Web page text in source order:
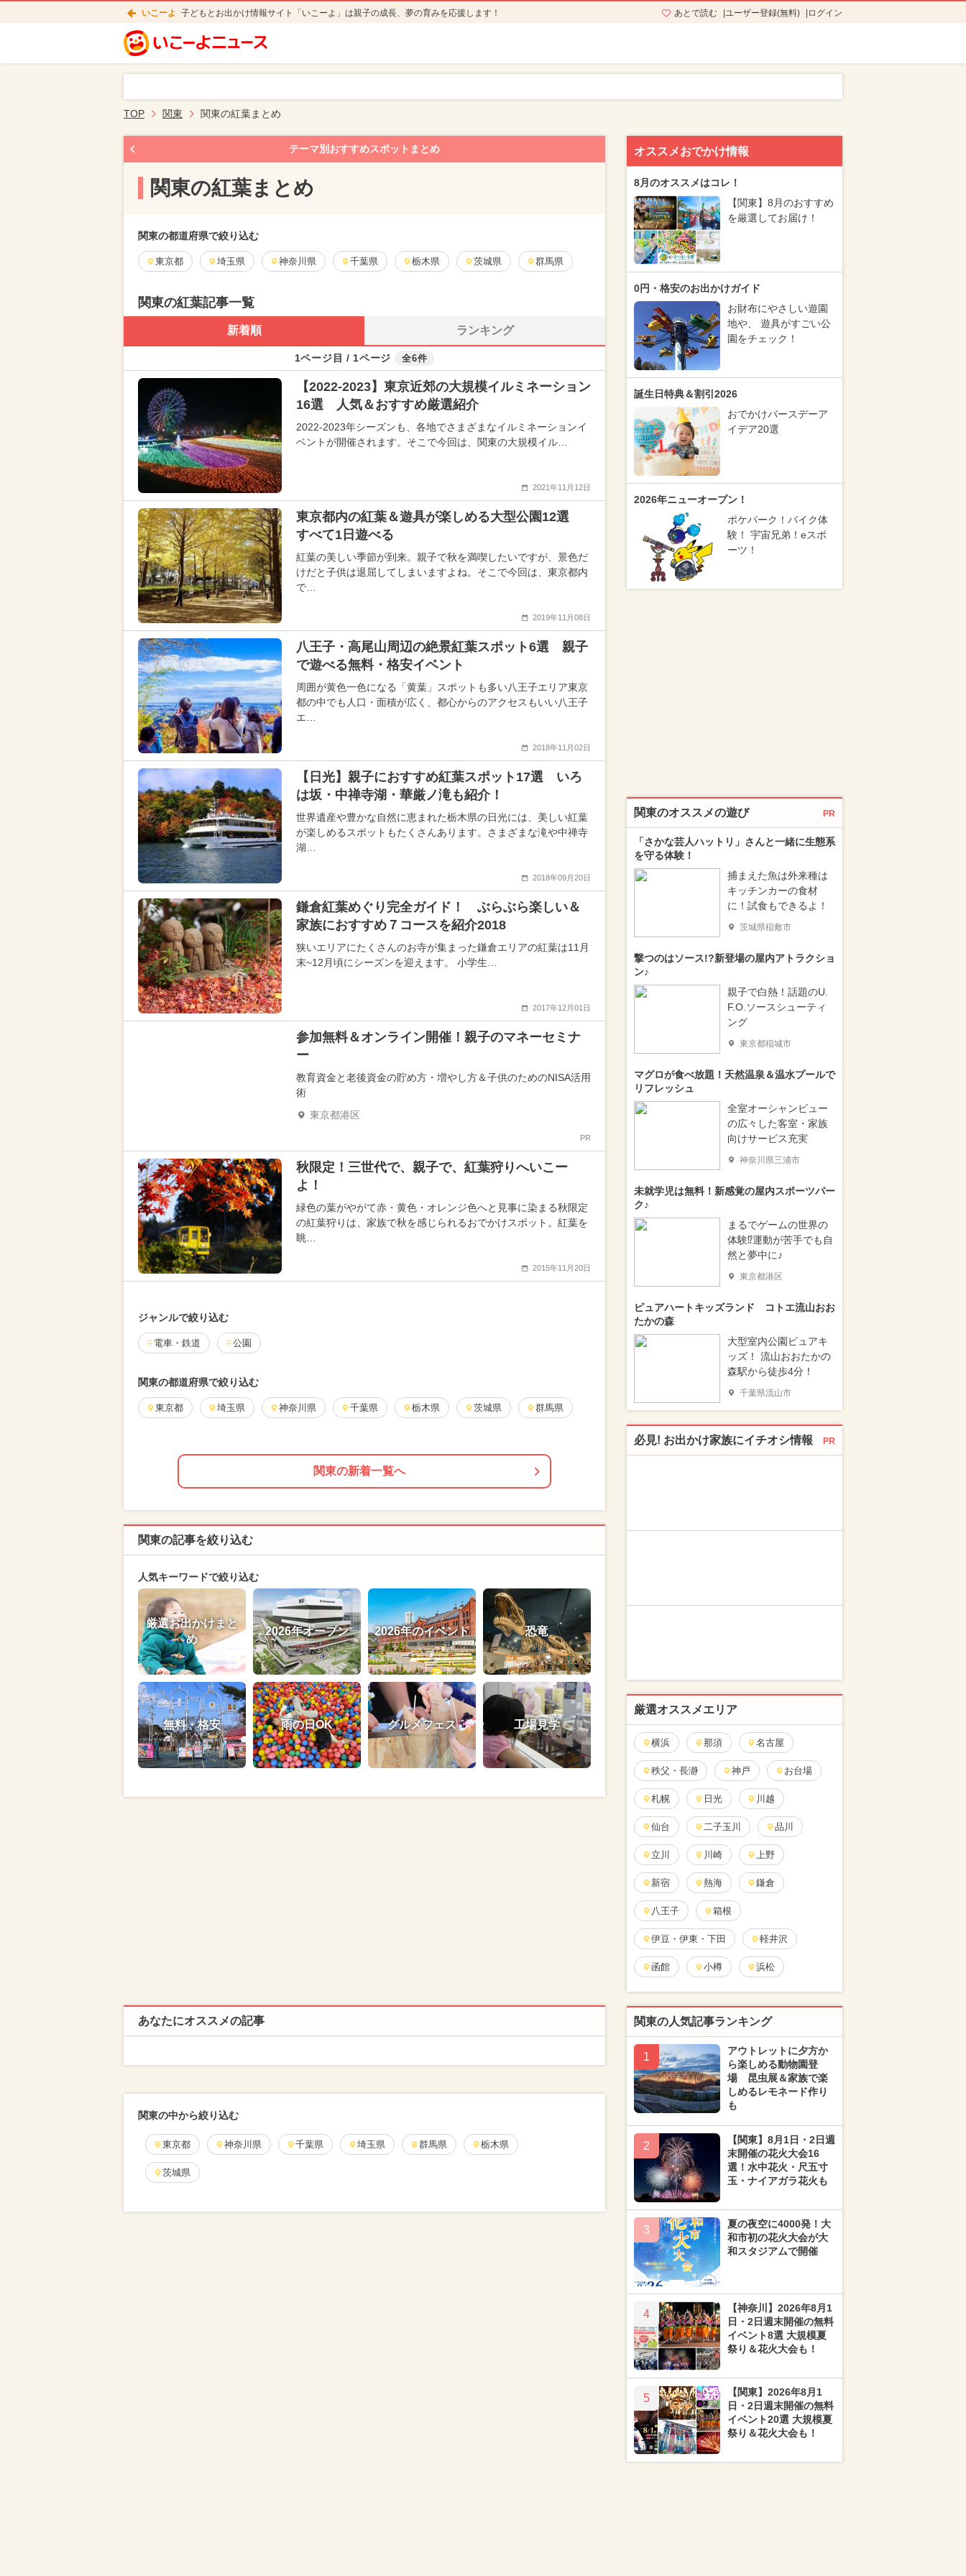
いこーよ 子どもとお出かけ情報サイト「いこーよ」は親子の成長、夢の育みを応援します！ あとで読む ユーザー登録(無料) ログイン
TOP 関東 関東の紅葉まとめ
テーマ別おすすめスポットまとめ
関東の紅葉まとめ
関東の都道府県で絞り込む
東京都 埼玉県 神奈川県 千葉県 栃木県 茨城県 群馬県
関東の紅葉記事一覧
新着順 ランキング
1ページ目 / 1ページ 全6件
【2022-2023】東京近郊の大規模イルミネーション
16選 人気＆おすすめ厳選紹介
2022-2023年シーズンも、各地でさまざまなイルミネーションイ
ベントが開催されます。そこで今回は、関東の大規模イル…
2021年11月12日
東京都内の紅葉＆遊具が楽しめる大型公園12選
すべて1日遊べる
紅葉の美しい季節が到来。親子で秋を満喫したいですが、景色だ
けだと子供は退屈してしまいますよね。そこで今回は、東京都内
で…
2019年11月08日
八王子・高尾山周辺の絶景紅葉スポット6選 親子
で遊べる無料・格安イベント
周囲が黄色一色になる「黄葉」スポットも多い八王子エリア東京
都の中でも人口・面積が広く、都心からのアクセスもいい八王子
エ…
2018年11月02日
【日光】親子におすすめ紅葉スポット17選 いろ
は坂・中禅寺湖・華厳ノ滝も紹介！
世界遺産や豊かな自然に恵まれた栃木県の日光には、美しい紅葉
が楽しめるスポットもたくさんあります。さまざまな滝や中禅寺
湖…
2018年09月20日
鎌倉紅葉めぐり完全ガイド！ ぶらぶら楽しい＆
家族におすすめ７コースを紹介2018
狭いエリアにたくさんのお寺が集まった鎌倉エリアの紅葉は11月
末~12月頃にシーズンを迎えます。 小学生…
2017年12月01日
参加無料＆オンライン開催！親子のマネーセミナ
ー
教育資金と老後資金の貯め方・増やし方＆子供のためのNISA活用
術
東京都港区
PR
秋限定！三世代で、親子で、紅葉狩りへいこー
よ！
緑色の葉がやがて赤・黄色・オレンジ色へと見事に染まる秋限定
の紅葉狩りは、家族で秋を感じられるおでかけスポット。紅葉を
眺…
2015年11月20日
ジャンルで絞り込む
電車・鉄道 公園
関東の都道府県で絞り込む
東京都 埼玉県 神奈川県 千葉県 栃木県 茨城県 群馬県
関東の新着一覧へ
関東の記事を絞り込む
人気キーワードで絞り込む
厳選お出かけまと
め
2026年オープン 2026年のイベント 恐竜
無料・格安 雨の日OK グルメフェス 工場見学
あなたにオススメの記事
関東の中から絞り込む
東京都 神奈川県 千葉県 埼玉県 群馬県 栃木県
茨城県
オススメおでかけ情報
8月のオススメはコレ！
【関東】8月のおすすめ
を厳選してお届け！
0円・格安のお出かけガイド
お財布にやさしい遊園
地や、 遊具がすごい公
園をチェック！
誕生日特典＆割引2026
おでかけバースデーア
イデア20選
2026年ニューオープン！
ポケパーク！バイク体
験！ 宇宙兄弟！eスポ
ーツ！
関東のオススメの遊び PR
「さかな芸人ハットリ」さんと一緒に生態系
を守る体験！
捕まえた魚は外来種は
キッチンカーの食材
に！試食もできるよ！
茨城県稲敷市
撃つのはソース!?新登場の屋内アトラクショ
ン♪
親子で白熱！話題のU.
F.O.ソースシューティ
ング
東京都稲城市
マグロが食べ放題！天然温泉＆温水プールで
リフレッシュ
全室オーシャンビュー
の広々した客室・家族
向けサービス充実
神奈川県三浦市
未就学児は無料！新感覚の屋内スポーツパー
ク♪
まるでゲームの世界の
体験⁉運動が苦手でも自
然と夢中に♪
東京都港区
ピュアハートキッズランド コトエ流山おお
たかの森
大型室内公園ピュアキ
ッズ！ 流山おおたかの
森駅から徒歩4分！
千葉県流山市
必見! お出かけ家族にイチオシ情報 PR
厳選オススメエリア
横浜 那須 名古屋
秩父・長瀞 神戸 お台場
札幌 日光 川越
仙台 二子玉川 品川
立川 川崎 上野
新宿 熱海 鎌倉
八王子 箱根
伊豆・伊東・下田 軽井沢
函館 小樽 浜松
関東の人気記事ランキング
1
アウトレットに夕方か
ら楽しめる動物園登
場 昆虫展＆家族で楽
しめるレモネード作り
も
2
【関東】8月1日・2日週
末開催の花火大会16
選！水中花火・尺五寸
玉・ナイアガラ花火も
3
夏の夜空に4000発！大
和市初の花火大会が大
和スタジアムで開催
4
【神奈川】2026年8月1
日・2日週末開催の無料
イベント8選 大規模夏
祭り＆花火大会も！
5
【関東】2026年8月1
日・2日週末開催の無料
イベント20選 大規模夏
祭り＆花火大会も！